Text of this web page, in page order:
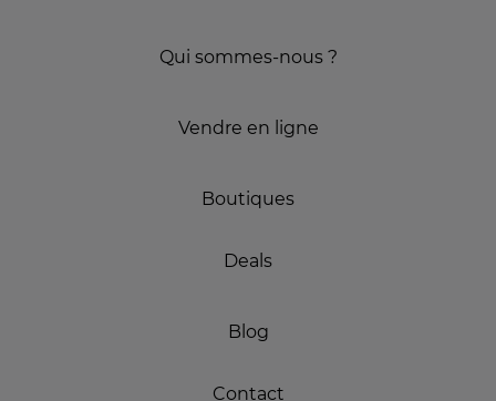
Qui sommes-nous ?
Vendre en ligne
Boutiques
Deals
Blog
Contact